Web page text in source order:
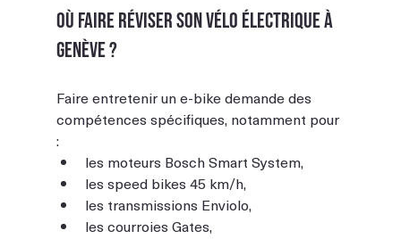
Où faire réviser son vélo électrique à
Genève ?
Faire entretenir un e-bike demande des
compétences spécifiques, notamment pour
:
les moteurs Bosch Smart System,
les speed bikes 45 km/h,
les transmissions Enviolo,
les courroies Gates,